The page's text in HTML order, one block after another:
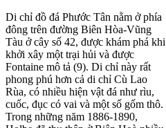
Di chỉ đồ đá Phước Tân nằm ở phía
đông trên đường Biên Hòa-Vũng
Tàu ở cây số 42, được khám phá khi
khởi xây một trại hủi và được
Fontaine mô tả (9). Di chỉ này rất
phong phú hơn cả di chỉ Cù Lao
Rùa, có nhiều hiện vật đá như rìu,
cuốc, đục có vai và một số gốm thô.
Trong những năm 1886-1890,